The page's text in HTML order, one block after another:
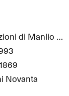
Viaggio nel ’900. Le collezioni di Manlio Malabotta
Novanta